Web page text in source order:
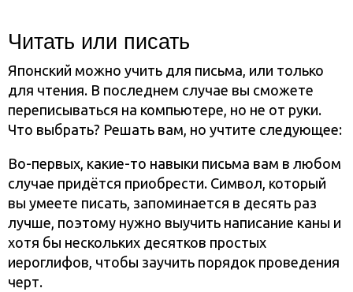
Читать или писать
Японский можно учить для письма, или только
для чтения. В последнем случае вы сможете
переписываться на компьютере, но не от руки.
Что выбрать? Решать вам, но учтите следующее:
Во-первых, какие-то навыки письма вам в любом
случае придётся приобрести. Символ, который
вы умеете писать, запоминается в десять раз
лучше, поэтому нужно выучить написание каны и
хотя бы нескольких десятков простых
иероглифов, чтобы заучить порядок проведения
черт.